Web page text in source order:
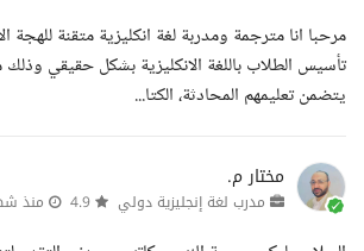
مرحبا انا مترجمة ومدربة لغة انكليزية متقنة للهجة
تأسيس الطلاب باللغة الانكليزية بشكل حقيقي
يتضمن تعليمهم المحادثة، الكتا...
مختار م.
مدرب لغة إنجليزية دولي منذ